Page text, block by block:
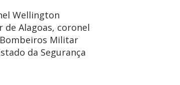
Wellington
Alagoas, coronel
Militar
da Segurança